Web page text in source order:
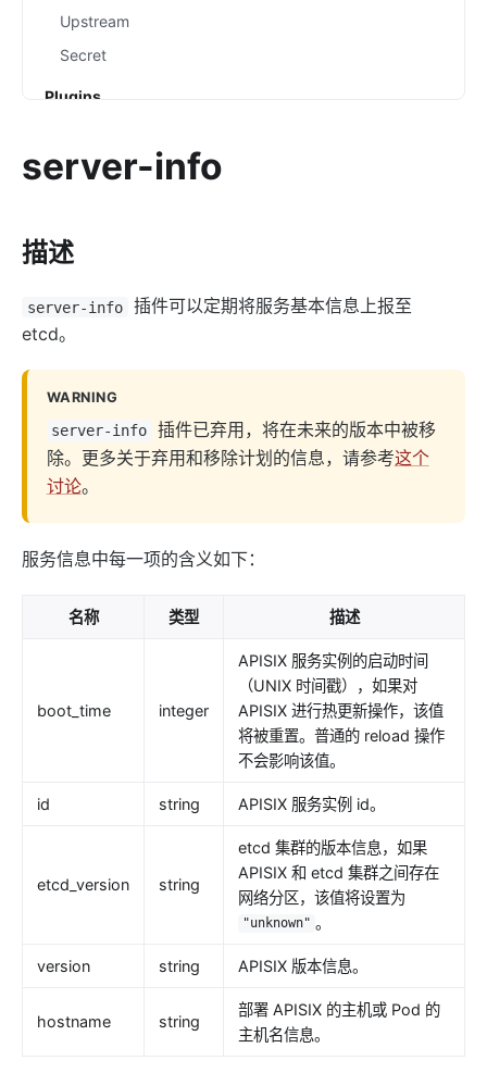
Upstream
Secret
Plugins
ai-proxy
ai-aws-content-moderation
ai-rag
ai-request-rewrite
General
batch-requests
echo
ext-plugin-pre-req
Transformation
response-rewrite
server-info
描述
server-info
插件可以定期将服务基本信息上报至
etcd。
WARNING
server-info
插件已弃用，将在未来的版本中被移
除。更多关于弃用和移除计划的信息，请参考这个
讨论。
服务信息中每一项的含义如下：
名称 类型 描述
boot_time integer
APISIX 服务实例的启动时间
（UNIX 时间戳），如果对
APISIX 进行热更新操作，该值
将被重置。普通的 reload 操作
不会影响该值。
id string APISIX 服务实例 id。
etcd_version string
etcd 集群的版本信息，如果
APISIX 和 etcd 集群之间存在
网络分区，该值将设置为
"unknown" 。
version string APISIX 版本信息。
hostname string
部署 APISIX 的主机或 Pod 的
主机名信息。